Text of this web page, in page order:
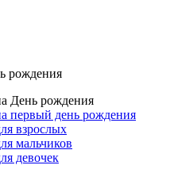
рождения
День рождения
первый день рождения
взрослых
мальчиков
девочек